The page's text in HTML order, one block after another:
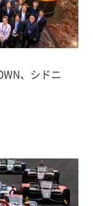
、シドニ